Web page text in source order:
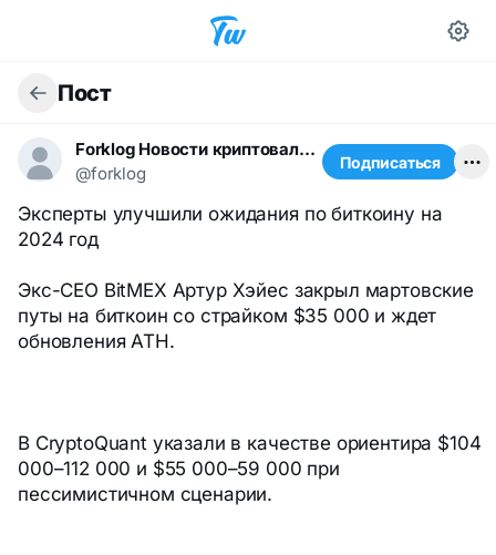
Пост
Forklog Новости криптовалюты
@forklog
Подписаться
Эксперты улучшили ожидания по биткоину на
2024 год
Экс-CEO BitMEX Артур Хэйес закрыл мартовские
путы на биткоин со страйком $35 000 и ждет
обновления ATH.
В CryptoQuant указали в качестве ориентира $104
000–112 000 и $55 000–59 000 при
пессимистичном сценарии.